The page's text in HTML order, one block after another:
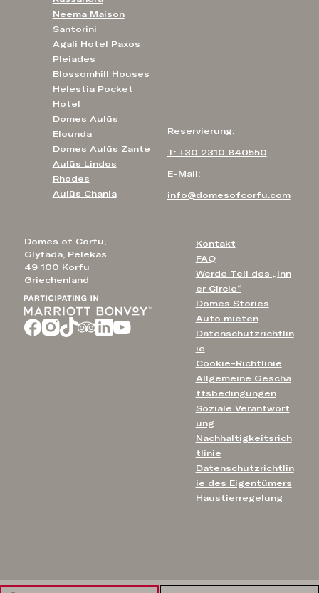
Domes of Corfu,
Glyfada, Pelekas
49 100 Korfu
Griechenland
Kontakt
FAQ
Werde Teil des „Inn
er Circle“
Domes Stories
Auto mieten
Datenschutzrichtlin
ie
Cookie-Richtlinie
Allgemeine Geschä
ftsbedingungen
Soziale Verantwort
ung
Nachhaltigkeitsrich
tlinie
Datenschutzrichtlin
ie des Eigentümers
Haustierregelung
Reservierung:
T: +30 2310 840550
E-Mail:
info@domesofcorfu.com
Neema Maison
Santorini
Agali Hotel Paxos
Pleiades
Blossomhill Houses
Helestia Pocket
Hotel
Domes Aulūs
Elounda
Domes Aulūs Zante
Aulūs Lindos
Rhodes
Aulūs Chania